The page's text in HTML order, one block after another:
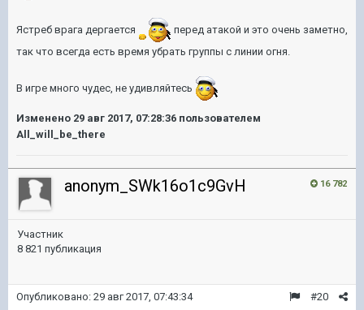
Ястреб врага дергается
перед атакой и это очень заметно,
так что всегда есть время убрать группы с линии огня.
В игре много чудес, не удивляйтесь
Изменено 29 авг 2017, 07:28:36 пользователем
All_will_be_there
16 782
anonym_SWk16o1c9GvH
Участник
8 821 публикация
#20
Опубликовано: 29 авг 2017, 07:43:34